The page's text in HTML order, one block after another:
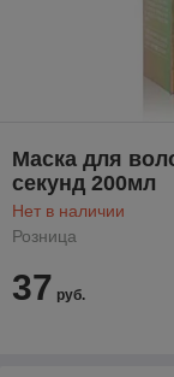
Маска для
секунд 200мл
Нет в наличии
Розница
37 руб.